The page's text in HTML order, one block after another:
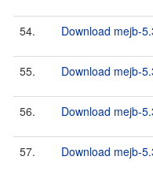
54. Download mejb-
55. Download mejb-
56. Download mejb-
57. Download mejb-